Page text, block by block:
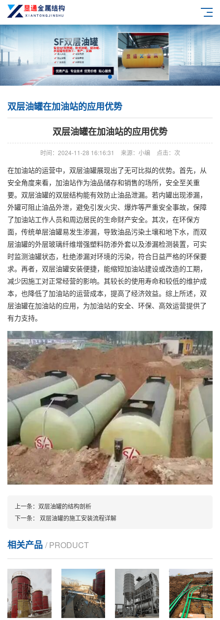
双层油罐在加油站的应用优势
双层油罐在加油站的应用优势
时间：2024-11-28 16:16:31 来源：小编 点击： 次
在加油站的运营中，双层油罐展现出了无可比拟的优势。首先，从
安全角度来看，加油站作为油品储存和销售的场所，安全至关重
要。双层油罐的双层结构能有效防止油品泄漏。若内罐出现渗漏，
外罐可阻止油品外泄，避免引发火灾、爆炸等严重安全事故，保障
了加油站工作人员和周边居民的生命财产安全。其次，在环保方
面，传统单层油罐易发生渗漏，导致油品污染土壤和地下水，而双
层油罐的外层玻璃纤维增强塑料防渗外套以及渗漏检测装置，可实
时监测油罐状态，杜绝渗漏对环境的污染，符合日益严格的环保要
求。再者，双层油罐安装便捷，能缩短加油站建设或改造的工期，
减少因施工对正常经营的影响。其较长的使用寿命和较低的维护成
本，也降低了加油站的运营成本，提高了经济效益。综上所述，双
层油罐在加油站的应用，为加油站的安全、环保、高效运营提供了
有力支持。
上一条： 双层油罐的结构剖析
下一条：
双层油罐的施工安装流程详解
相关产品 / PRODUCT